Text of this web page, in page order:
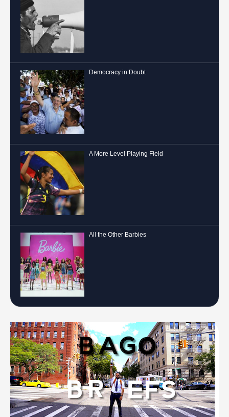
Democracy in Doubt
A More Level Playing Field
All the Other Barbies